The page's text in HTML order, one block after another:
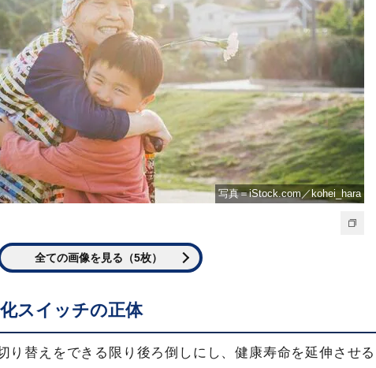
写真＝iStock.com／kohei_hara
全ての画像を見る（5枚）
スイッチの正体
り替えをできる限り後ろ倒しにし、健康寿命を延伸させる